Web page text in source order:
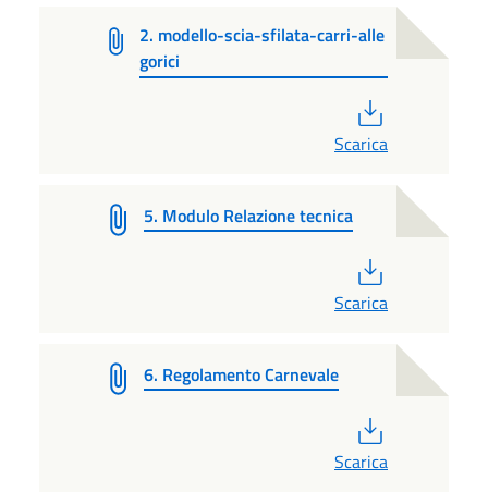
2. modello-scia-sfilata-carri-alle
gorici
Scarica
5. Modulo Relazione tecnica
Scarica
6. Regolamento Carnevale
Scarica